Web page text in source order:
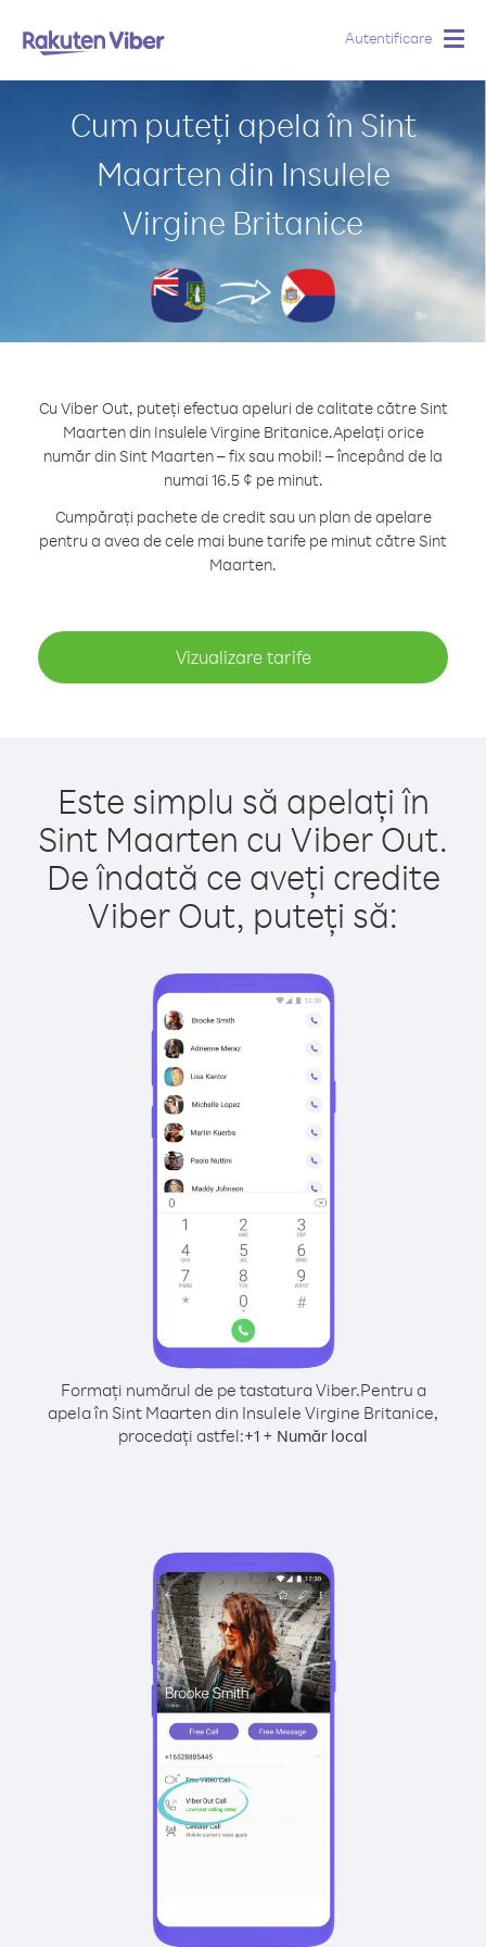
Autentificare
Cum puteți apela în Sint
Maarten din Insulele
Virgine Britanice
Cu Viber Out, puteți efectua apeluri de calitate către Sint
Maarten din Insulele Virgine Britanice.Apelați orice
număr din Sint Maarten – fix sau mobil! – începând de la
numai 16.5 ¢ pe minut.
Cumpărați pachete de credit sau un plan de apelare
pentru a avea de cele mai bune tarife pe minut către Sint
Maarten.
Vizualizare tarife
Este simplu să apelați în
Sint Maarten cu Viber Out.
De îndată ce aveți credite
Viber Out, puteți să:
Formați numărul de pe tastatura Viber.Pentru a
apela în Sint Maarten din Insulele Virgine Britanice,
procedați astfel:+1 + Număr local